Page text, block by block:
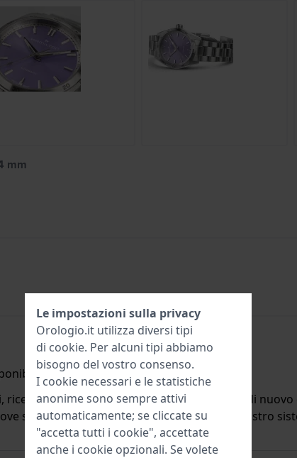
mm
un'e-mail quando il prodotto sarà di
scorte. Subito dopo viene cancellato dal nostro
Le impostazioni sulla privacy
Orologio.it utilizza diversi tipi
di cookie. Per alcuni tipi abbiamo
bisogno del vostro consenso.
I cookie necessari e le statistiche
anonime sono sempre attivi
automaticamente; se cliccate su
"accetta tutti i cookie", accettate
anche i cookie opzionali. Se volete